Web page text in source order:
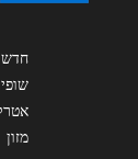
חדש
מזון